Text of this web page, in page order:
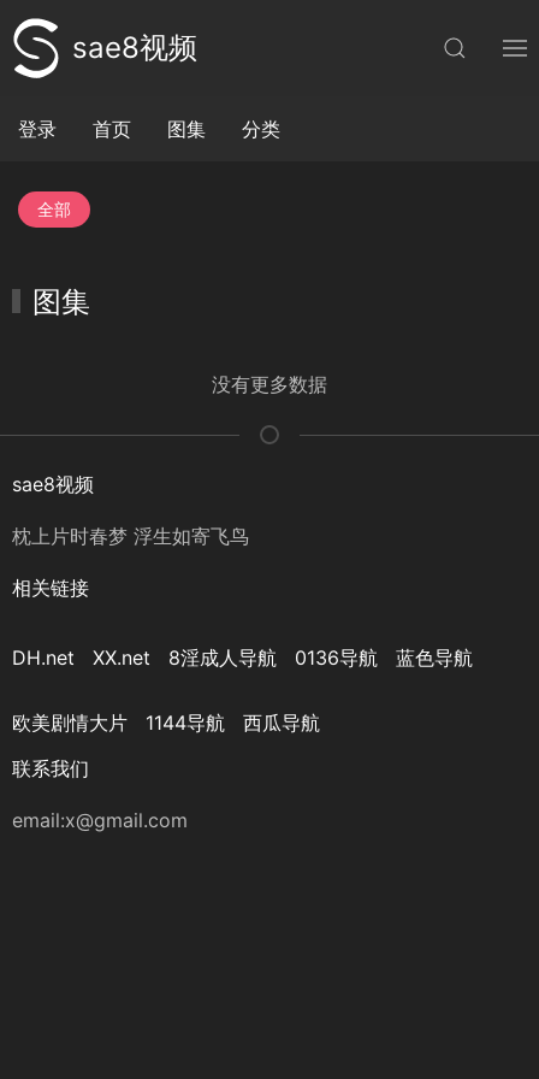
sae8视频
登录 首页 图集 分类
全部
图集
没有更多数据
sae8视频
枕上片时春梦 浮生如寄飞鸟
相关链接
DH.net XX.net 8淫成人导航 0136导航 蓝色导航
欧美剧情大片 1144导航
西瓜导航
联系我们
email:x@gmail.com